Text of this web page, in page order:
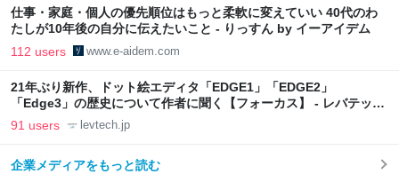
仕事・家庭・個人の優先順位はもっと柔軟に変えていい 40代のわ
たしが10年後の自分に伝えたいこと - りっすん by イーアイデム
112 users www.e-aidem.com
21年ぶり新作、ドット絵エディタ「EDGE1」「EDGE2」
「Edge3」の歴史について作者に聞く【フォーカス】 - レバテック
LAB
91 users levtech.jp
企業メディアをもっと読む